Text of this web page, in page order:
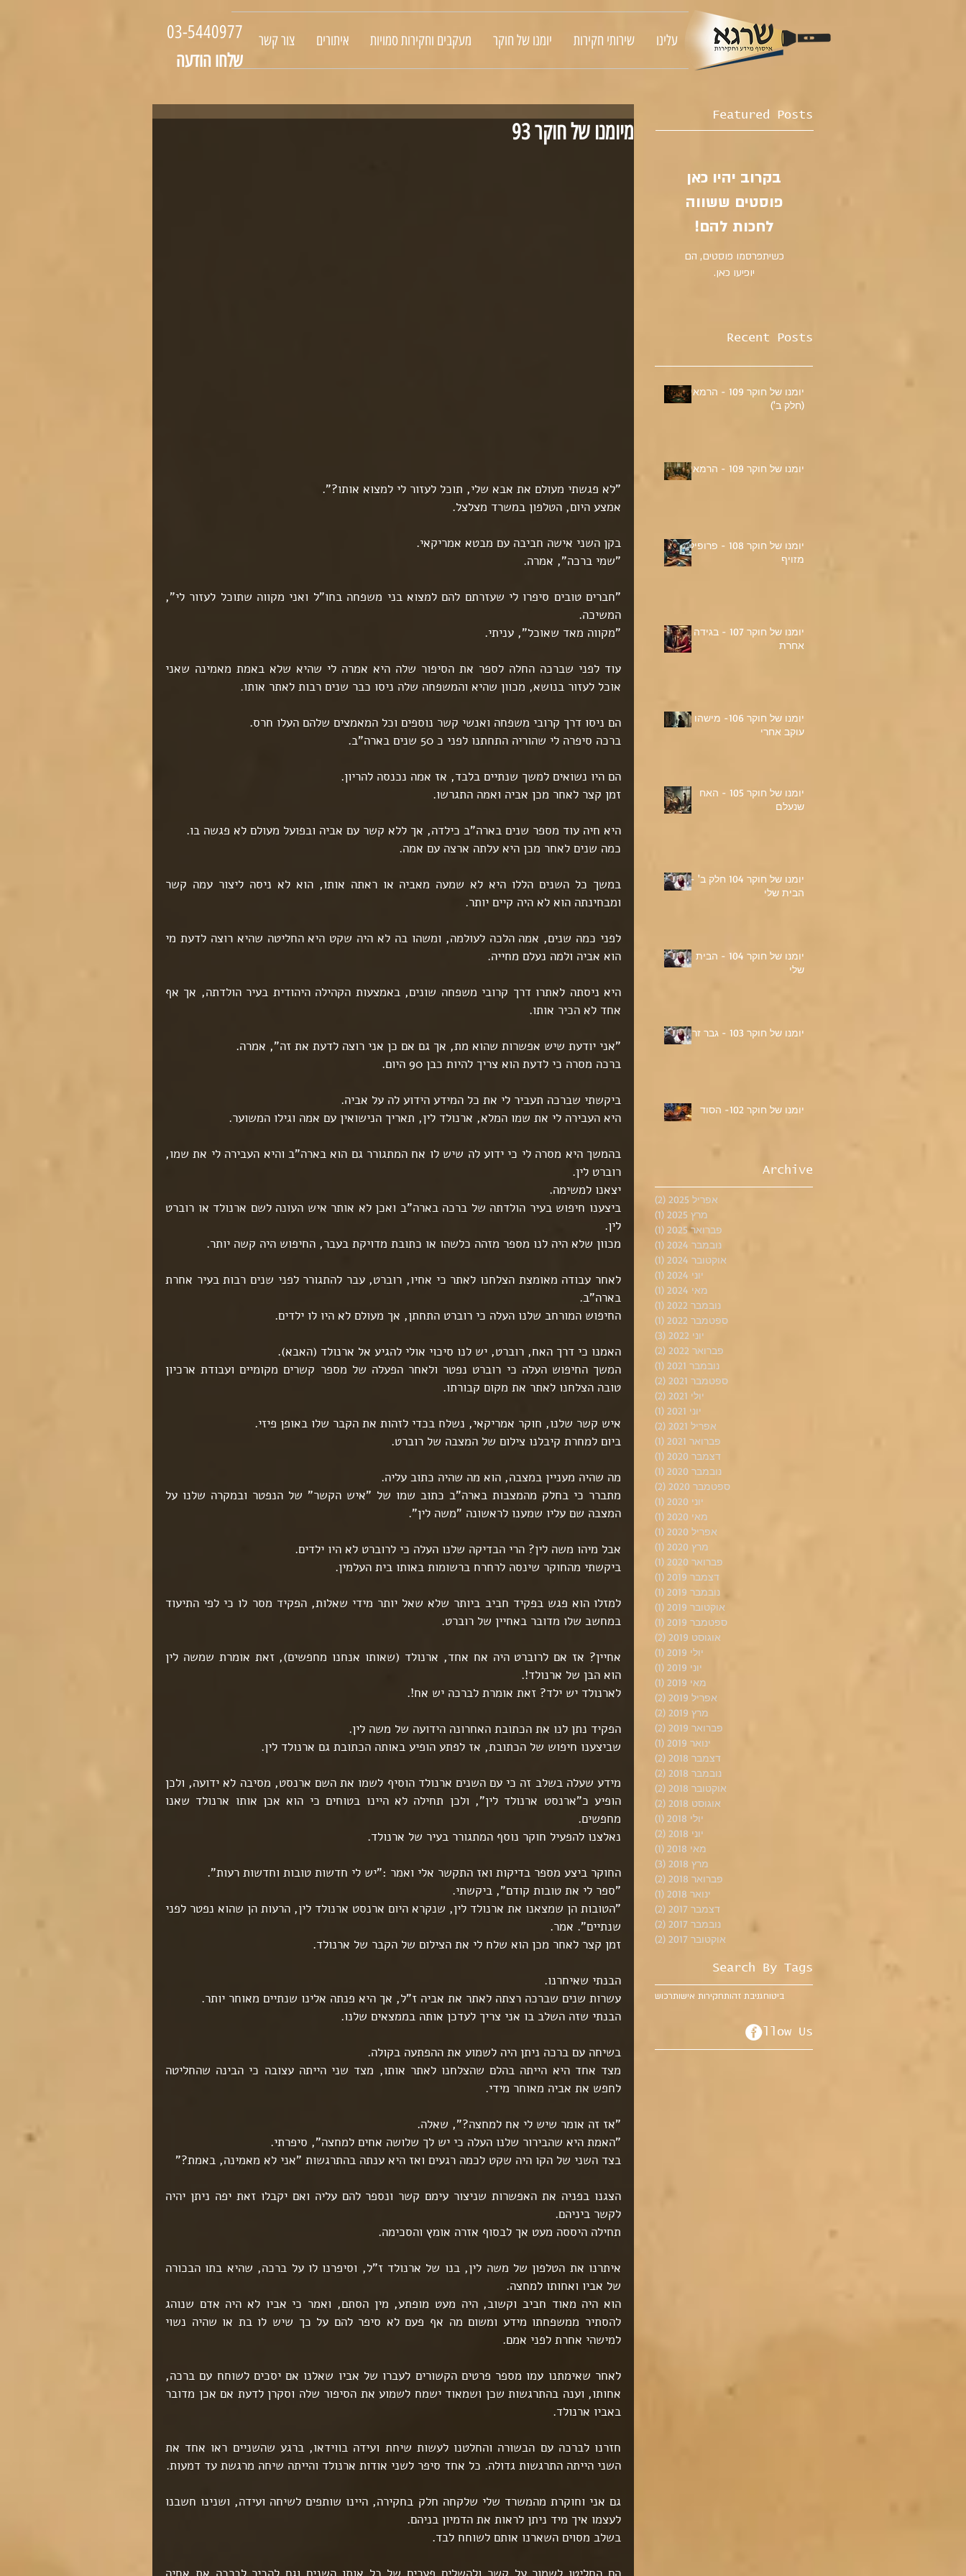
עלינו שירותי חקירות יומנו של חוקר מעקבים וחקירות סמויות איתורים צור קשר
03-5440977
שלחו הודעה
Featured Posts
בקרוב יהיו כאן
פוסטים ששווה
לחכות להם!
כשיתפרסמו פוסטים, הם
יופיעו כאן.
Recent Posts
יומנו של חוקר 109 - הרמאי
(חלק ב')
יומנו של חוקר 109 - הרמאי
יומנו של חוקר 108 - פרופיל
מזויף
יומנו של חוקר 107 - בגידה
אחרת
יומנו של חוקר 106- מישהו
עוקב אחרי
יומנו של חוקר 105 - האח
שנעלם
יומנו של חוקר 104 חלק ב' -
הבית שלי
יומנו של חוקר 104 - הבית
שלי
יומנו של חוקר 103 - גבר זר
יומנו של חוקר 102- הסוד
Archive
אפריל 2025 (2)
מרץ 2025
(1)
פברואר 2025
(1)
נובמבר 2024
(1)
אוקטובר 2024
(1)
יוני 2024
(1)
מאי 2024
(1)
נובמבר 2022
(1)
ספטמבר 2022
(1)
יוני 2022
(3)
פברואר 2022
(2)
נובמבר 2021
(1)
ספטמבר 2021
(2)
יולי 2021
(2)
יוני 2021
(1)
אפריל 2021
(2)
פברואר 2021
(1)
דצמבר 2020
(1)
נובמבר 2020
(1)
ספטמבר 2020
(2)
יוני 2020
(1)
מאי 2020
(1)
אפריל 2020
(1)
מרץ 2020
(1)
פברואר 2020
(1)
דצמבר 2019
(1)
נובמבר 2019
(1)
אוקטובר 2019
(1)
ספטמבר 2019
(1)
אוגוסט 2019
(2)
יולי 2019
(1)
יוני 2019
(1)
מאי 2019
(1)
אפריל 2019
(2)
מרץ 2019
(2)
פברואר 2019
(2)
ינואר 2019
(1)
דצמבר 2018
(2)
נובמבר 2018
(2)
אוקטובר 2018
(2)
אוגוסט 2018
(2)
יולי 2018
(1)
יוני 2018
(2)
מאי 2018
(1)
מרץ 2018
(3)
פברואר 2018
(2)
ינואר 2018
(1)
דצמבר 2017
(2)
נובמבר 2017
(2)
אוקטובר 2017
(2)
Search By Tags
ביטוחגניבת זהותחקירות אישותרכוש
Follow Us
מיומנו של חוקר 93
"לא פגשתי מעולם את אבא שלי, תוכל לעזור לי למצוא אותו?".
אמצע היום, הטלפון במשרד מצלצל.
בקן השני אישה חביבה עם מבטא אמריקאי.
"שמי ברכה", אמרה.
המשיכה.
"מקווה מאד שאוכל", עניתי.
אוכל לעזור בנושא, מכוון שהיא והמשפחה שלה ניסו כבר שנים רבות לאתר אותו.
הם ניסו דרך קרובי משפחה ואנשי קשר נוספים וכל המאמצים שלהם העלו חרס.
ברכה סיפרה לי שהוריה התחתנו לפני כ 50 שנים בארה"ב.
הם היו נשואים למשך שנתיים בלבד, אז אמה נכנסה להריון.
זמן קצר לאחר מכן אביה ואמה התגרשו.
היא חיה עוד מספר שנים בארה"ב כילדה, אך ללא קשר עם אביה ובפועל מעולם לא פגשה בו.
כמה שנים לאחר מכן היא עלתה ארצה עם אמה.
ומבחינתה הוא לא היה קיים יותר.
הוא אביה ולמה נעלם מחייה.
אחד לא הכיר אותו.
"אני יודעת שיש אפשרות שהוא מת, אך גם אם כן אני רוצה לדעת את זה", אמרה.
ברכה מסרה כי לדעת הוא צריך להיות כבן 90 היום.
ביקשתי שברכה תעביר לי את כל המידע הידוע לה על אביה.
היא העבירה לי את שמו המלא, ארנולד לין, תאריך הנישואין עם אמה וגילו המשוער.
רוברט לין.
יצאנו למשימה.
לין.
מכוון שלא היה לנו מספר מזהה כלשהו או כתובת מדויקת בעבר, החיפוש היה קשה יותר.
בארה"ב.
החיפוש המורחב שלנו העלה כי רוברט התחתן, אך מעולם לא היו לו ילדים.
האמנו כי דרך האח, רוברט, יש לנו סיכוי אולי להגיע אל ארנולד (האבא).
טובה הצלחנו לאתר את מקום קבורתו.
איש קשר שלנו, חוקר אמריקאי, נשלח בכדי לזהות את הקבר שלו באופן פיזי.
ביום למחרת קיבלנו צילום של המצבה של רוברט.
מה שהיה מעניין במצבה, הוא מה שהיה כתוב עליה.
המצבה שם עליו שמענו לראשונה "משה לין".
אבל מיהו משה לין? הרי הבדיקה שלנו העלה כי לרוברט לא היו ילדים.
ביקשתי מהחוקר שינסה לרחרח ברשומות באותו בית העלמין.
במחשב שלו מדובר באחיין של רוברט.
הוא הבן של ארנולד!.
לארנולד יש ילד? זאת אומרת לברכה יש אח!.
הפקיד נתן לנו את הכתובת האחרונה הידועה של משה לין.
שביצענו חיפוש של הכתובת, אז לפתע הופיע באותה הכתובת גם ארנולד לין.
מחפשים.
נאלצנו להפעיל חוקר נוסף המתגורר בעיר של ארנולד.
החוקר ביצע מספר בדיקות ואז התקשר אלי ואמר :"יש לי חדשות טובות וחדשות רעות".
"ספר לי את טובות קודם", ביקשתי.
שנתיים". אמר.
זמן קצר לאחר מכן הוא שלח לי את הצילום של הקבר של ארנולד.
הבנתי שאיחרנו.
עשרות שנים שברכה רצתה לאתר את אביה ז"ל, אך היא פנתה אלינו שנתיים מאוחר יותר.
הבנתי שזה השלב בו אני צריך לעדכן אותה בממצאים שלנו.
בשיחה עם ברכה ניתן היה לשמוע את ההפתעה בקולה.
לחפש את אביה מאוחר מידי.
"אז זה אומר שיש לי אח למחצה?", שאלה.
"האמת היא שהבירור שלנו העלה כי יש לך שלושה אחים למחצה", סיפרתי.
בצד השני של הקו היה שקט לכמה רגעים ואז היא ענתה בהתרגשות "אני לא מאמינה, באמת?"
לקשר ביניהם.
תחילה היססה מעט אך לבסוף אזרה אומץ והסכימה.
של אביו ואחותו למחצה.
למישהי אחרת לפני אמם.
באביו ארנולד.
השני הייתה התרגשות גדולה. כל אחד סיפר לשני אודות ארנולד והייתה שיחה מרגשת עד דמעות.
לעצמו איך מיד ניתן לראות את הדמיון בניהם.
בשלב מסוים השארנו אותם לשוחח לבד.